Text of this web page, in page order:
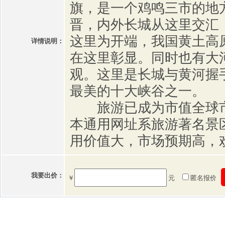
详情说明：
旗，是一个鸡鸣三市的地
晋，内外长城从这里交汇
这里为开端，我国黄土高
在这里彰显。同时也有大
观。这里是长城与黄河握
最美的十大峡谷之一。
旅游已成为市值全球
本通用网址系旅游著名景
用价值大，市场预期高，
我要出价： ￥ 元 匿名报价